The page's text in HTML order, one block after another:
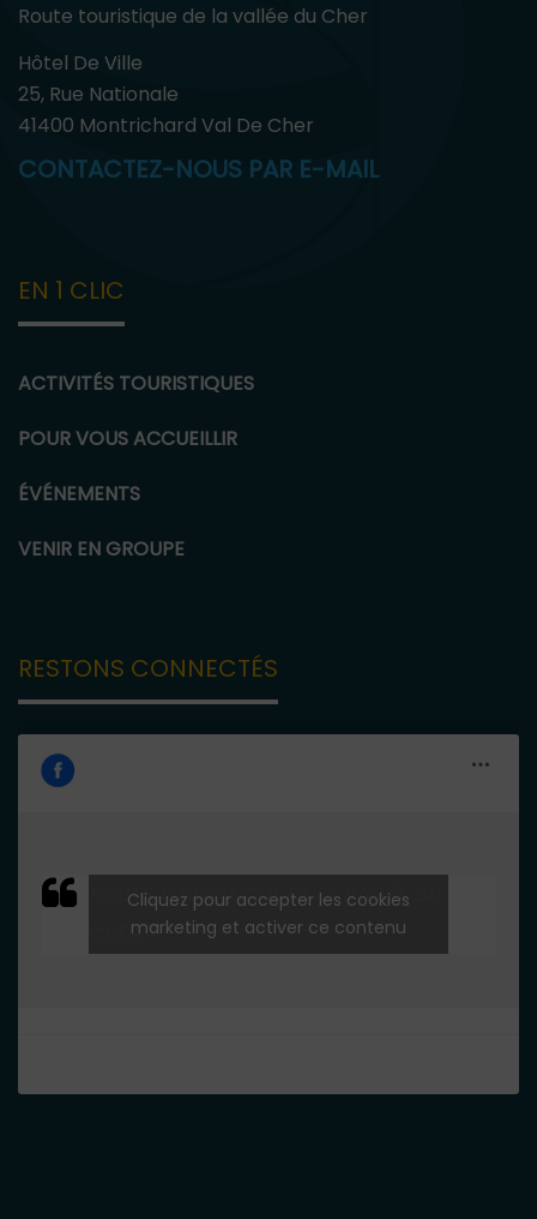
Route touristique de la vallée du Cher
Hôtel De Ville
25, Rue Nationale
41400 Montrichard Val De Cher
CONTACTEZ-NOUS PAR E-MAIL
EN 1 CLIC
ACTIVITÉS TOURISTIQUES
POUR VOUS ACCUEILLIR
ÉVÉNEMENTS
VENIR EN GROUPE
RESTONS CONNECTÉS
ROUTE TOURISTIQUE DE LA VALLÉE DU
CHER
Cliquez pour accepter les cookies
marketing et activer ce contenu